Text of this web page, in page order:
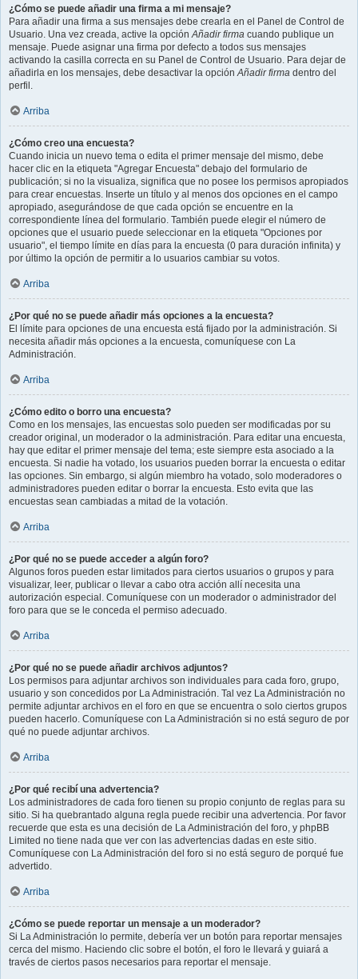
¿Cómo se puede añadir una firma a mi mensaje?
Para añadir una firma a sus mensajes debe crearla en el Panel de Control de
Usuario. Una vez creada, active la opciónAñadir firma cuando publique un
mensaje. Puede asignar una firma por defecto a todos sus mensajes
activando la casilla correcta en su Panel de Control de Usuario. Para dejar de
añadirla en los mensajes, debe desactivar la opciónAñadir firma dentro del
perfil.
Arriba
¿Cómo creo una encuesta?
Cuando inicia un nuevo tema o edita el primer mensaje del mismo, debe
hacer clic en la etiqueta "Agregar Encuesta" debajo del formulario de
publicación; si no la visualiza, significa que no posee los permisos apropiados
para crear encuestas. Inserte un título y al menos dos opciones en el campo
apropiado, asegurándose de que cada opción se encuentre en la
correspondiente línea del formulario. También puede elegir el número de
opciones que el usuario puede seleccionar en la etiqueta "Opciones por
usuario", el tiempo límite en días para la encuesta (0 para duración infinita) y
por último la opción de permitir a lo usuarios cambiar su votos.
Arriba
¿Por qué no se puede añadir más opciones a la encuesta?
El límite para opciones de una encuesta está fijado por la administración. Si
necesita añadir más opciones a la encuesta, comuníquese con La
Administración.
Arriba
¿Cómo edito o borro una encuesta?
Como en los mensajes, las encuestas solo pueden ser modificadas por su
creador original, un moderador o la administración. Para editar una encuesta,
hay que editar el primer mensaje del tema; este siempre esta asociado a la
encuesta. Si nadie ha votado, los usuarios pueden borrar la encuesta o editar
las opciones. Sin embargo, si algún miembro ha votado, solo moderadores o
administradores pueden editar o borrar la encuesta. Esto evita que las
encuestas sean cambiadas a mitad de la votación.
Arriba
¿Por qué no se puede acceder a algún foro?
Algunos foros pueden estar limitados para ciertos usuarios o grupos y para
visualizar, leer, publicar o llevar a cabo otra acción allí necesita una
autorización especial. Comuníquese con un moderador o administrador del
foro para que se le conceda el permiso adecuado.
Arriba
¿Por qué no se puede añadir archivos adjuntos?
Los permisos para adjuntar archivos son individuales para cada foro, grupo,
usuario y son concedidos por La Administración. Tal vez La Administración no
permite adjuntar archivos en el foro en que se encuentra o solo ciertos grupos
pueden hacerlo. Comuníquese con La Administración si no está seguro de por
qué no puede adjuntar archivos.
Arriba
¿Por qué recibí una advertencia?
Los administradores de cada foro tienen su propio conjunto de reglas para su
sitio. Si ha quebrantado alguna regla puede recibir una advertencia. Por favor
recuerde que esta es una decisión de La Administración del foro, y phpBB
Limited no tiene nada que ver con las advertencias dadas en este sitio.
Comuníquese con La Administración del foro si no está seguro de porqué fue
advertido.
Arriba
¿Cómo se puede reportar un mensaje a un moderador?
Si La Administración lo permite, debería ver un botón para reportar mensajes
cerca del mismo. Haciendo clic sobre el botón, el foro le llevará y guiará a
través de ciertos pasos necesarios para reportar el mensaje.